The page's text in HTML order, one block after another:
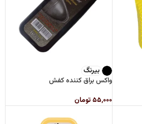
بیرنگ
واکس براق کننده کفش
۵۵,۰۰۰ تومان